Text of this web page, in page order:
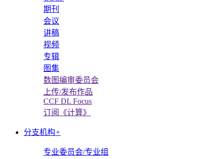
期刊
会议
讲稿
视频
专辑
图集
数图编审委员会
上传/发布作品
CCF DL Focus
订阅《计算》
分支机构+
专业委员会/专业组